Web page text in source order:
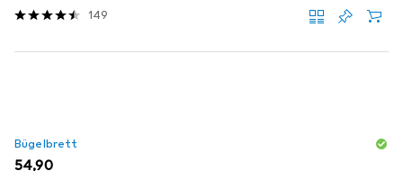
149
Bügelbrett
EUR
54,90